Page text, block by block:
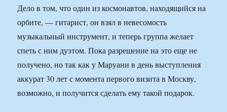
Дело в том, что один из космонавтов, находящийся на
орбите, — гитарист, он взял в невесомость
музыкальный инструмент, и теперь группа желает
спеть с ним дуэтом. Пока разрешение на это еще не
получено, но так как у Маруани в день выступления
аккурат 30 лет с момента первого визита в Москву,
возможно, и получится сделать ему такой подарок.